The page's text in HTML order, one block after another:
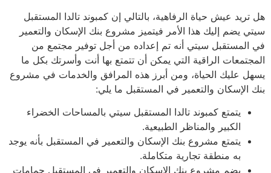
هل تريد عيش حياة الرفاهية، بالتالي إن كمبوند تالدا المستقبل
سيتي يضم إليك هذا الأمر فيتميز مشروع بنك الإسكان والتعمير
في المستقبل سيتي أنه تم إعداده من أجل توفير مجتمع من
المجتمعات الراقية التي يمكن أن تتمتع بها أنت وأسرتك بكل ما
يسهل عليك الحياة، ومن أبرز هذه المرافق والخدمات في مشروع
بنك الإسكان والتعمير في المستقبل ما يلي:
يتمتع كمبوند تالدا المستقبل سيتي بالمساحات الخضراء
الكبير والمناظر الطبيعية.
يتمتع مشروع بنك الإسكان والتعمير في المستقبل بأنه يوجد
به منطقة تجارية متكاملة.
يضم مشروع بنك الإسكان والتعمير في المستقبل حمامات